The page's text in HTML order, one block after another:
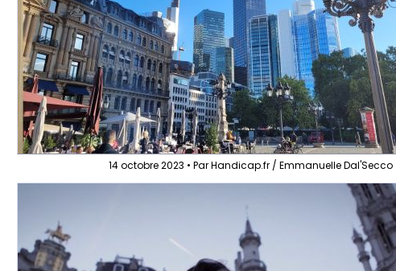
14 octobre 2023 • Par Handicap.fr / Emmanuelle Dal'Secco